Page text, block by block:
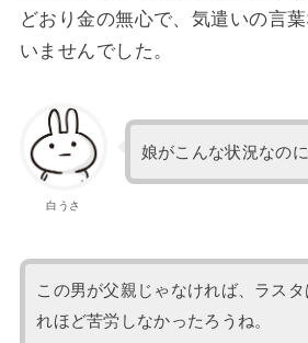
どおり金の無心で、気遣いの言
いませんでした。
白うさ
娘がこんな状況なのに
この男が父親じゃなければ、ラスタ
れほど苦労しなかったろうね。